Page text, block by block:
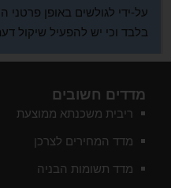
על-ידי לגולשים באופן פרטני
בלבד וכי יש להפעיל שיקול
מדדים חשובים
ריבית משכנתא ממוצעת
מדד המחירים לצרכן
מדד תשומות הבניה